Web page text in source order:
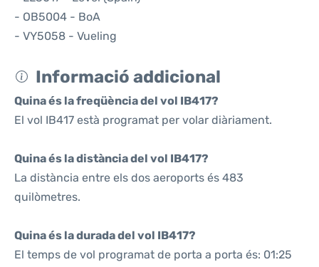
- OB5004 - BoA
- VY5058 - Vueling
Informació addicional
Quina és la freqüència del vol IB417?
El vol IB417 està programat per volar diàriament.
Quina és la distància del vol IB417?
La distància entre els dos aeroports és 483
quilòmetres.
Quina és la durada del vol IB417?
El temps de vol programat de porta a porta és: 01:25